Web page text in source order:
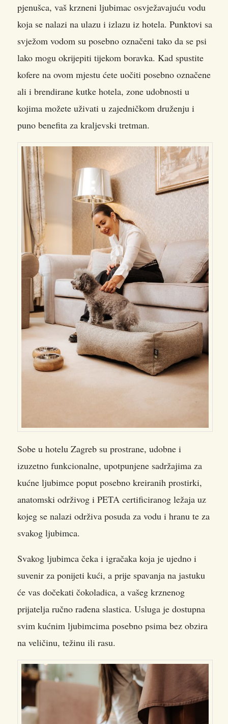
pjenušca, vaš krzneni ljubimac osvježavajuću vodu
koja se nalazi na ulazu i izlazu iz hotela. Punktovi sa
svježom vodom su posebno označeni tako da se psi
lako mogu okrijepiti tijekom boravka. Kad spustite
kofere na ovom mjestu ćete uočiti posebno označene
ali i brendirane kutke hotela, zone udobnosti u
kojima možete uživati u zajedničkom druženju i
puno benefita za kraljevski tretman.
Sobe u hotelu Zagreb su prostrane, udobne i
izuzetno funkcionalne, upotpunjene sadržajima za
kućne ljubimce poput posebno kreiranih prostirki,
anatomski održivog i PETA certificiranog ležaja uz
kojeg se nalazi održiva posuda za vodu i hranu te za
svakog ljubimca.
Svakog ljubimca čeka i igračaka koja je ujedno i
suvenir za ponijeti kući, a prije spavanja na jastuku
će vas dočekati čokoladica, a vašeg krznenog
prijatelja ručno rađena slastica. Usluga je dostupna
svim kućnim ljubimcima posebno psima bez obzira
na veličinu, težinu ili rasu.